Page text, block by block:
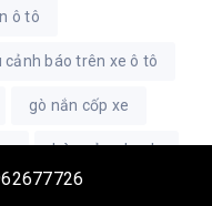
ô tô
cảnh báo trên xe ô tô
gò nắn cốp xe
hàn cửa nhanh